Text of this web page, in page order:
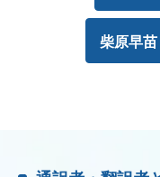
柴原早